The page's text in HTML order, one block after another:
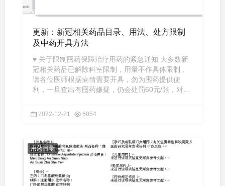
更新：新冠相关药品目录、用法、处方限制
及中药开具方法
♥ 关于限制囤药保障治疗用药的紧急通知 大多数新
冠相关药品已解除科室限制，用量不作具体限制，
请各位医师根据病情需要开具，勿为囤药提供便
利，一旦查出有囤药嫌疑，仍会处罚60元/张，对于
2022-12-21 6054
用药目录